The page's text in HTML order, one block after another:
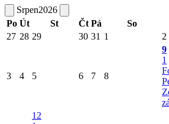
Srpen2026
Po Út St Čt Pá So
27 28 29 30 31 1 2
3 4 5 6 7 8
9
1
12